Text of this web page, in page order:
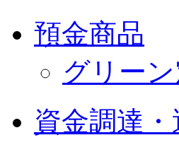
預金商品
グリー
資金調達